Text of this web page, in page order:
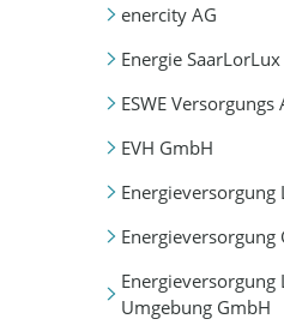
enercity AG
Energie SaarLorLux
ESWE Versorgungs
EVH GmbH
Energieversorgung
Umgebung GmbH